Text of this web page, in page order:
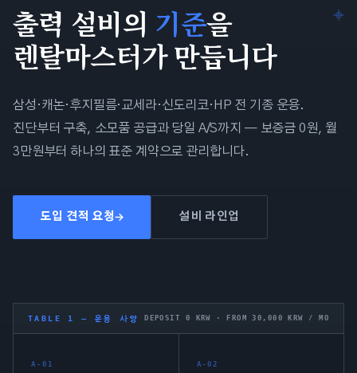
출력 설비의 기준을
렌탈마스터가 만듭니다
삼성·캐논·후지필름·교세라·신도리코·HP 전 기종 운용.
진단부터 구축, 소모품 공급과 당일 A/S까지 — 보증금 0원, 월
3만원부터 하나의 표준 계약으로 관리합니다.
도입 견적 요청 설비 라인업
TABLE 1 — 운용 사양 DEPOSIT 0 KRW · FROM 30,000 KRW / MO
A-01 A-02